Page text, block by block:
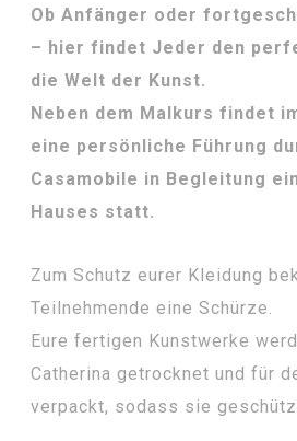
Ob Anfänger oder
– hier findet Jeder den
die Welt der Kunst.
Neben dem Malkurs findet
eine persönliche Führung
Casamobile in Begleitung
Hauses statt.
Zum Schutz eurer Kleidung
Teilnehmende eine Schürze.
Eure fertigen Kunstwerke
Catherina getrocknet und für
verpackt, sodass sie